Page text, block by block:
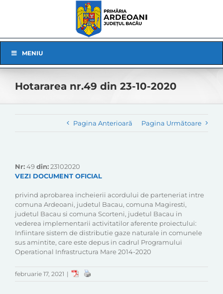
Navigation
MENIU
Hotararea nr.49 din 23-10-2020
Pagina Anterioară Pagina Următoare
Nr:49din:23102020
VEZI DOCUMENT OFICIAL
privind aprobarea incheierii acordului de parteneriat intre
comuna Ardeoani, judetul Bacau, comuna Magiresti,
judetul Bacau si comuna Scorteni, judetul Bacau in
vederea implementarii activitatilor aferente proiectului:
Infiintare sistem de distributie gaze naturale in comunele
sus amintite, care este depus in cadrul Programului
Operational Infrastructura Mare 2014-2020
februarie 17, 2021 |